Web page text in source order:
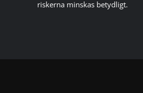
riskerna minskas betydligt.